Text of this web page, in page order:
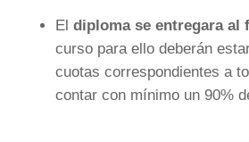
El diploma se entregara al
curso para ello deberán
cuotas correspondientes a
contar con mínimo un 90%